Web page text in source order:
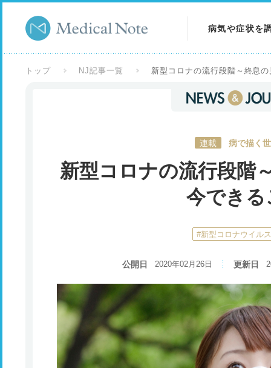
病気や症状を
症状を調べる
トップ NJ記事一覧 新型コロナの流行段階～終息
連載 病で描く
新型コロナの流行段階
今できる
#新型コロナウイル
公開日 2020年02月26日 更新日